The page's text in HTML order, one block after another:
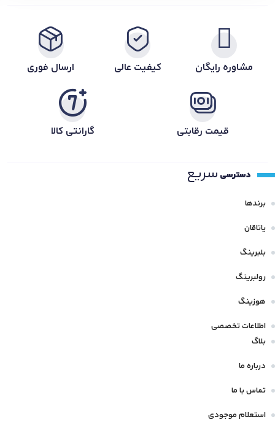
مشاوره رایگان کیفیت عالی ارسال فوری
قیمت رقابتی گارانتی کالا
دسترسی سریع
برندها
یاتاقان
بلبرینگ
رولبرینگ
هوزینگ
اطلاعات تخصصی
بلاگ
درباره ما
تماس با ما
استعلام موجودی